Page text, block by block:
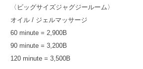
〈ビッグサイズジャグジールーム〉
オイル / ジェルマッサージ
60 minute = 2,900B
90 minute = 3,200B
120 minute = 3,500B